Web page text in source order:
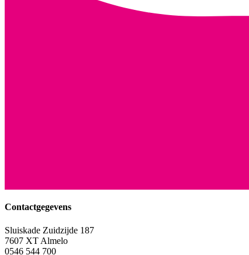
Contactgegevens
Sluiskade Zuidzijde 187
7607 XT Almelo
0546 544 700